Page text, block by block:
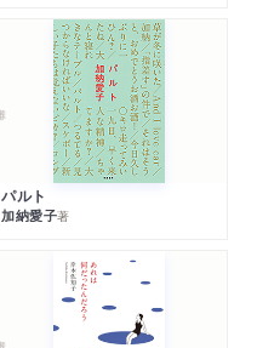
パルト
加納愛子著